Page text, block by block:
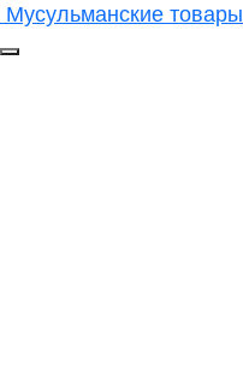
Мусульманские товары